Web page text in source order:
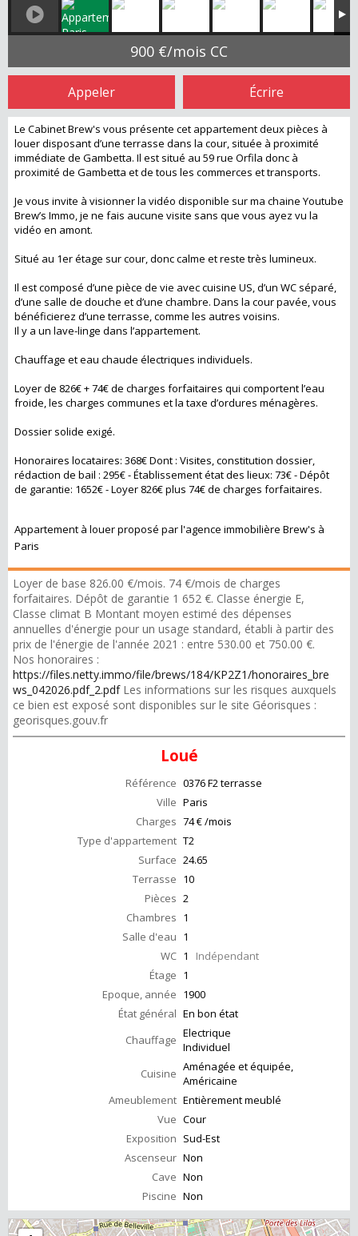
900 €/mois CC
Appeler Écrire
Le Cabinet Brew's vous présente cet appartement deux pièces à
louer disposant d’une terrasse dans la cour, située à proximité
immédiate de Gambetta. Il est situé au 59 rue Orfila donc à
proximité de Gambetta et de tous les commerces et transports.
Je vous invite à visionner la vidéo disponible sur ma chaine Youtube
Brew’s Immo, je ne fais aucune visite sans que vous ayez vu la
vidéo en amont.
Situé au 1er étage sur cour, donc calme et reste très lumineux.
Il est composé d’une pièce de vie avec cuisine US, d’un WC séparé,
d’une salle de douche et d’une chambre. Dans la cour pavée, vous
bénéficierez d’une terrasse, comme les autres voisins.
Il y a un lave-linge dans l’appartement.
Chauffage et eau chaude électriques individuels.
Loyer de 826€ + 74€ de charges forfaitaires qui comportent l’eau
froide, les charges communes et la taxe d’ordures ménagères.
Dossier solide exigé.
Honoraires locataires: 368€ Dont : Visites, constitution dossier,
rédaction de bail : 295€ - Établissement état des lieux: 73€ - Dépôt
de garantie: 1652€ - Loyer 826€ plus 74€ de charges forfaitaires.
Appartement à louer proposé par l'agence immobilière Brew's à
Paris
Loyer de base 826.00 €/mois. 74 €/mois de charges
forfaitaires. Dépôt de garantie 1 652 €. Classe énergie E,
Classe climat B Montant moyen estimé des dépenses
annuelles d'énergie pour un usage standard, établi à partir des
prix de l'énergie de l'année 2021 : entre 530.00 et 750.00 €.
Nos honoraires :
https://files.netty.immo/file/brews/184/KP2Z1/honoraires_bre
ws_042026.pdf_2.pdfLes informations sur les risques auxquels
ce bien est exposé sont disponibles sur le site Géorisques :
georisques.gouv.fr
Loué
Référence 0376 F2 terrasse
Ville Paris
Charges 74 € /mois
Type d'appartement T2
Surface 24.65
Terrasse 10
Pièces 2
Chambres 1
Salle d'eau 1
WC 1 Indépendant
Étage 1
Epoque, année 1900
État général En bon état
Chauffage Electrique
Individuel
Cuisine Aménagée et équipée,
Américaine
Ameublement Entièrement meublé
Vue Cour
Exposition Sud-Est
Ascenseur Non
Cave Non
Piscine Non